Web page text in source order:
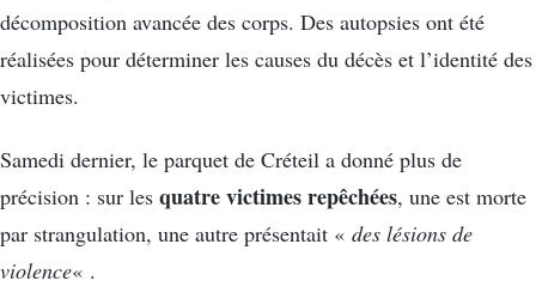
décomposition avancée des corps. Des autopsies ont été
réalisées pour déterminer les causes du décès et l’identité des
victimes.
Samedi dernier, le parquet de Créteil a donné plus de
précision : sur les quatre victimes repêchées, une est morte
par strangulation, une autre présentait « des lésions de
violence« .